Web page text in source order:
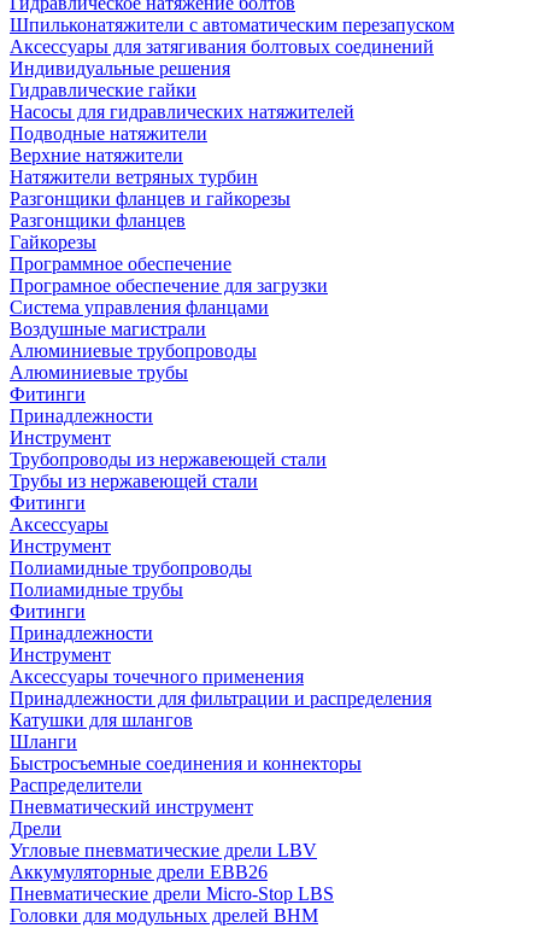
Шпильконатяжители с автоматическим перезапуском
Аксессуары для затягивания болтовых соединений
Индивидуальные решения
Гидравлические гайки
Насосы для гидравлических натяжителей
Подводные натяжители
Верхние натяжители
Натяжители ветряных турбин
Разгонщики фланцев и гайкорезы
Разгонщики фланцев
Гайкорезы
Программное обеспечение
Програмное обеспечение для загрузки
Система управления фланцами
Воздушные магистрали
Алюминиевые трубопроводы
Алюминиевые трубы
Фитинги
Принадлежности
Инструмент
Трубопроводы из нержавеющей стали
Трубы из нержавеющей стали
Фитинги
Аксессуары
Инструмент
Полиамидные трубопроводы
Полиамидные трубы
Фитинги
Принадлежности
Инструмент
Аксессуары точечного применения
Принадлежности для фильтрации и распределения
Катушки для шлангов
Шланги
Быстросъемные соединения и коннекторы
Распределители
Пневматический инструмент
Дрели
Угловые пневматические дрели LBV
Аккумуляторные дрели EBB26
Пневматические дрели Micro-Stop LBS
Головки для модульных дрелей BHM